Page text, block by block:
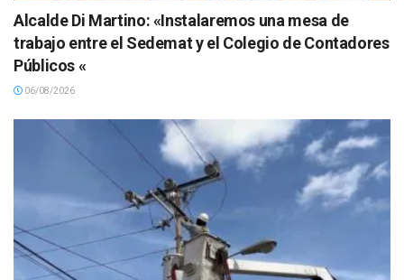
Alcalde Di Martino: «Instalaremos una mesa de
trabajo entre el Sedemat y el Colegio de Contadores
Públicos «
06/08/2026